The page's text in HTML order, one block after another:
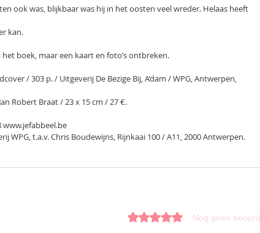
ook was, blijkbaar was hij in het oosten veel wreder. Helaas heeft
kan.
boek, maar een kaart en foto’s ontbreken.
/ 303 p. / Uitgeverij De Bezige Bij, A’dam / WPG, Antwerpen,
Robert Braat / 23 x 15 cm / 27 €.
www.jefabbeel.be
WPG, t.a.v. Chris Boudewijns, Rijnkaai 100 / A11, 2000 Antwerpen.
Beoordeeld met 0 uit 5 sterren.
Nog geen